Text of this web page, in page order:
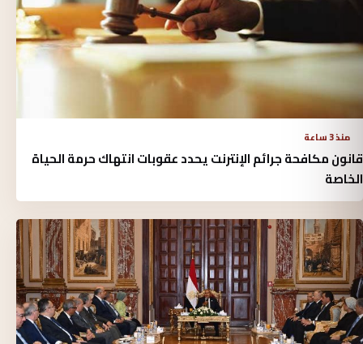
منذ 3 ساعة
قانون مكافحة جرائم الإنترنت يحدد عقوبات انتهاك حرمة الحياة
الخاصة